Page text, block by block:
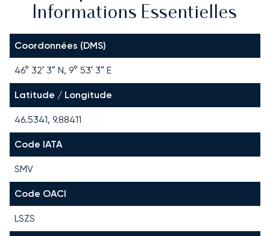
Informations Essentielles
Coordonnées (DMS)
46° 32′ 3″ N, 9° 53′ 3″ E
Latitude / Longitude
46.5341, 9.88411
Code IATA
SMV
Code OACI
LSZS